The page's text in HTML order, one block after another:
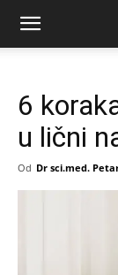
6
u lični
Od Dr sci.med.